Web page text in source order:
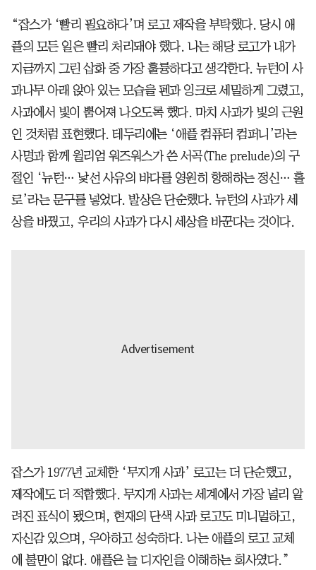
“잡스가 ‘빨리 필요하다’며 로고 제작을 부탁했다. 당시 애
플의 모든 일은 빨리 처리돼야 했다. 나는 해당 로고가 내가
지금까지 그린 삽화 중 가장 훌륭하다고 생각한다. 뉴턴이 사
과나무 아래 앉아 있는 모습을 펜과 잉크로 세밀하게 그렸고,
사과에서 빛이 뿜어져 나오도록 했다. 마치 사과가 빛의 근원
인 것처럼 표현했다. 테두리에는 ‘애플 컴퓨터 컴퍼니’라는
사명과 함께 윌리엄 워즈워스가 쓴 서곡(The prelude)의 구
절인 ‘뉴턴… 낯선 사유의 바다를 영원히 항해하는 정신… 홀
로’라는 문구를 넣었다. 발상은 단순했다. 뉴턴의 사과가 세
상을 바꿨고, 우리의 사과가 다시 세상을 바꾼다는 것이다.
잡스가 1977년 교체한 ‘무지개 사과’ 로고는 더 단순했고,
제작에도 더 적합했다. 무지개 사과는 세계에서 가장 널리 알
려진 표식이 됐으며, 현재의 단색 사과 로고도 미니멀하고,
자신감 있으며, 우아하고 성숙하다. 나는 애플의 로고 교체
에 불만이 없다. 애플은 늘 디자인을 이해하는 회사였다.”